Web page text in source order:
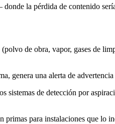
la pérdida de contenido
de obra, vapor, gases de
genera una alerta de
de detección por
para instalaciones que lo